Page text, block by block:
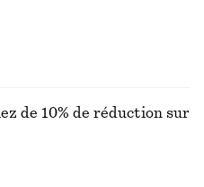
de 10% de réduction sur